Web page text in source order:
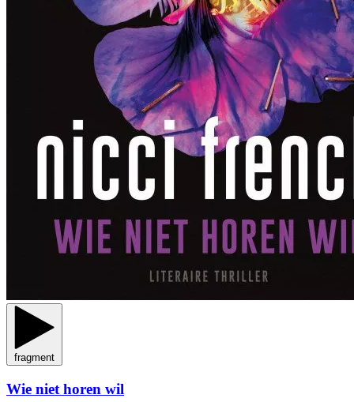
fragment
Wie niet horen wil